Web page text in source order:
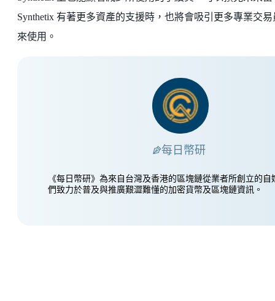
Synthetix 有著更多資產的支援時，也將會吸引更多專業交易
來使用。
每日幣研
《每日幣研》為來自台灣及香港的區塊鏈從業者所創立的自
們致力於普及與推廣艱澀難懂的加密貨幣及區塊鏈資訊。